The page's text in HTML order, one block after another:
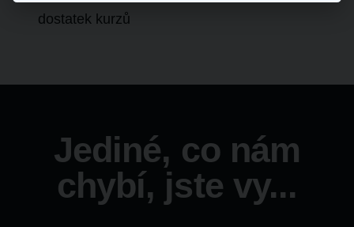
dostatek kurzů
Jediné, co nám
chybí, jste vy...